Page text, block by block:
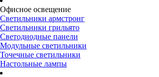
Офисное освещение
Светильники армстронг
Светильники грильято
Светодиодные панели
Модульные светильники
Точечные светильники
Настольные лампы